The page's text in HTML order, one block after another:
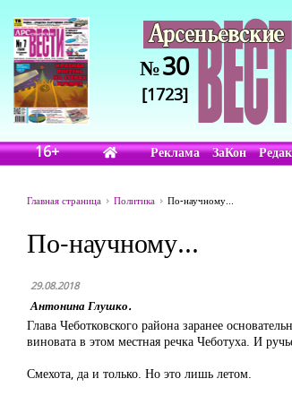
№30
[1723]
16+ Реклама ЗаКон
Главная страница Политика По-научному...
По-научному...
29.08.2018
Антонина Глушко.
Глава Чеботковского района заранее
виновата в этом местная речка Чеботуха. И
Смехота, да и только. Но это лишь летом.